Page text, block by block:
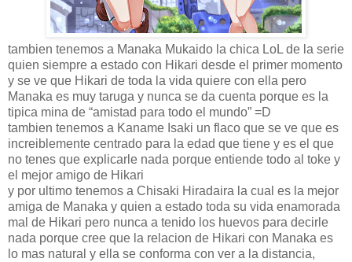
tambien tenemos a Manaka Mukaido la chica LoL de la serie
quien siempre a estado con Hikari desde el primer momento
y se ve que Hikari de toda la vida quiere con ella pero
Manaka es muy taruga y nunca se da cuenta porque es la
tipica mina de “amistad para todo el mundo” =D
tambien tenemos a Kaname Isaki un flaco que se ve que es
increiblemente centrado para la edad que tiene y es el que
no tenes que explicarle nada porque entiende todo al toke y
el mejor amigo de Hikari
y por ultimo tenemos a Chisaki Hiradaira la cual es la mejor
amiga de Manaka y quien a estado toda su vida enamorada
mal de Hikari pero nunca a tenido los huevos para decirle
nada porque cree que la relacion de Hikari con Manaka es
lo mas natural y ella se conforma con ver a la distancia,